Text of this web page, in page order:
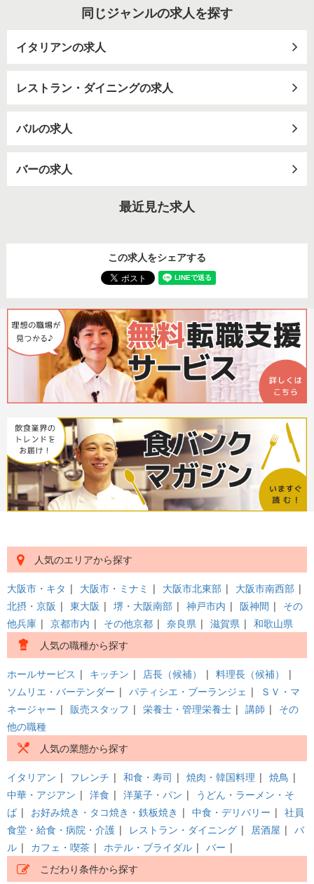
同じジャンルの求人を探す
イタリアンの求人
レストラン・ダイニングの求人
バルの求人
バーの求人
最近見た求人
この求人をシェアする
人気のエリアから探す
大阪市・キタ | 大阪市・ミナミ | 大阪市北東部 | 大阪市南西部 |
北摂・京阪 | 東大阪 | 堺・大阪南部 | 神戸市内 | 阪神間 | その
他兵庫 | 京都市内 | その他京都 | 奈良県 | 滋賀県 | 和歌山県
人気の職種から探す
ホールサービス | キッチン | 店長（候補） | 料理長（候補）
|
ソムリエ・バーテンダー | パティシエ・ブーランジェ |
ＳＶ・マ
ネージャー | 販売スタッフ | 栄養士・管理栄養士 | 講師 | その
他の職種
人気の業態から探す
イタリアン | フレンチ | 和食・寿司 | 焼肉・韓国料理 | 焼鳥 |
中華・アジアン | 洋食 | 洋菓子・パン |
うどん・ラーメン・そ
ば | お好み焼き・タコ焼き・鉄板焼き | 中食・デリバリー | 社員
食堂・給食・病院・介護 | レストラン・ダイニング | 居酒屋 | バ
ル | カフェ・喫茶 | ホテル・ブライダル | バー |
こだわり条件から探す